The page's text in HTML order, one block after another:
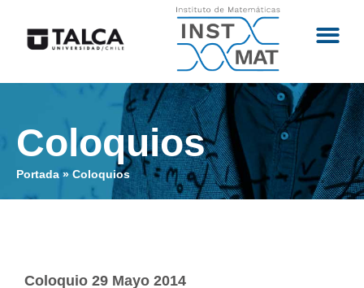
Coloquios
Portada » Coloquios
Coloquio 29 Mayo 2014